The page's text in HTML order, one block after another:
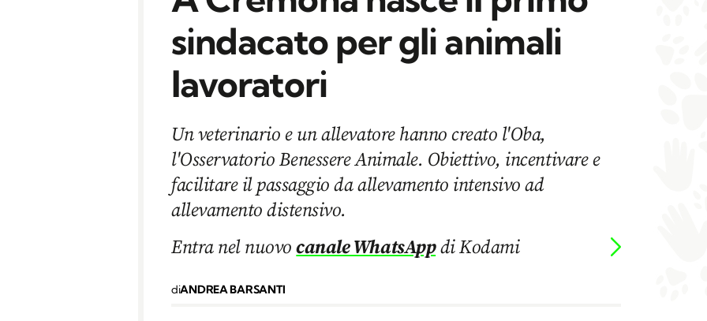
sindacato per gli animali
lavoratori
Un veterinario e un allevatore hanno creato l'Oba,
l'Osservatorio Benessere Animale. Obiettivo, incentivare e
facilitare il passaggio da allevamento intensivo ad
allevamento distensivo.
Entra nel nuovocanale WhatsAppdi Kodami
diANDREA BARSANTI